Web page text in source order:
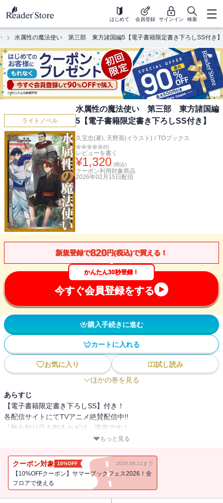
はじめて 会員登録 サインイン 検索
水属性の魔法使い 第三部 東方諸国編5【電子書籍限定書き下ろしSS付き】
ライトノベル
水属性の魔法使い 第三部 東方諸国編
5【電子書籍限定書き下ろしSS付き】
久宝忠(著), 天野英(イラスト) / TOブックス
(0)
レビューを書く
¥1,320 (税込)
クーポン利用対象商品
2026年02月15日 配信
新規登録で820円(税込)で買える！
かんたん30秒登録！
今すぐ会員登録をする
購入手続きに進む
カートに入れる
お気に入り
試し読み
ほかの巻を見る
あらすじ
【電子書籍限定書き下ろしSS】付き！
各配信サイトにてTVアニメ絶賛配信中!!
「敵を知り己を知るカギは、温泉です！」
かつてない大戦を前に、束の間の休息へ!?
コミカライズ第一部8巻と同日発売！
もっと見る
クーポン対象 10%OFF 2026.08.11まで
【10%OFFクーポン】サマーブックフェス2026！全
フロアで使える